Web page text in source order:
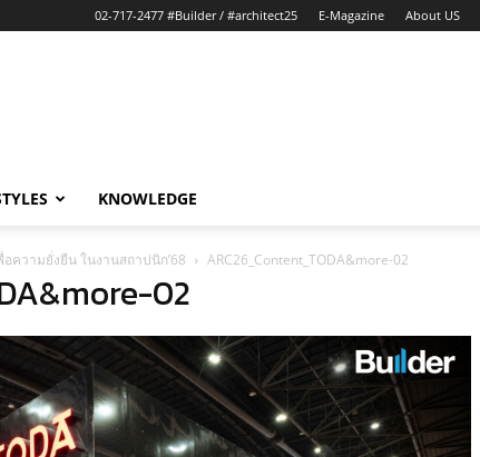
02-717-2477 #Builder / #architect25 E-Magazine About US
KNOWLEDGE
ความยั่งยืน ในงานสถาปนิก’68 ARC26_Content_TODA&more-02
02